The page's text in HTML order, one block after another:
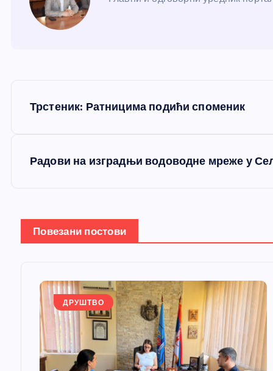
Трстеник: Ратницима подићи споменик
Радови на изградњи водоводне мреже у
Повезани постови
ДРУШТВО